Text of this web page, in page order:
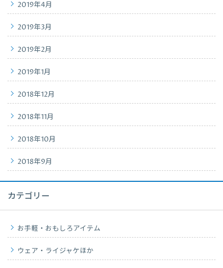
2019年4月
2019年3月
2019年2月
2019年1月
2018年12月
2018年11月
2018年10月
2018年9月
カテゴリー
お手軽・おもしろアイテム
ウェア・ライジャケほか